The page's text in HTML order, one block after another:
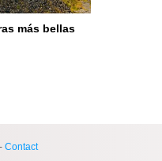
más bellas
Contact